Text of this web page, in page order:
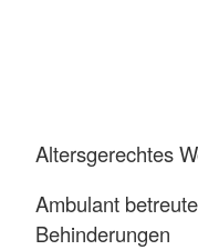
Altersgerechtes
Ambulant
Behinderungen